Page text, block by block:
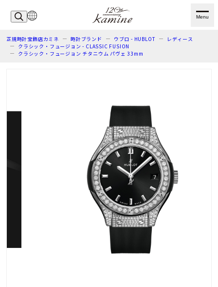
Menu
正規時計宝飾店カミネ 時計ブランド ウブロ - HUBLOT
レディース
クラシック・フュージョン - CLASSIC FUSION
クラシック・フュージョン チタニウム パヴェ 33mm